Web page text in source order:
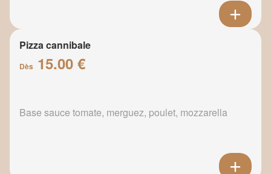
Pizza cannibale
Dès 15.00 €
Base sauce tomate, merguez, poulet, mozzarella